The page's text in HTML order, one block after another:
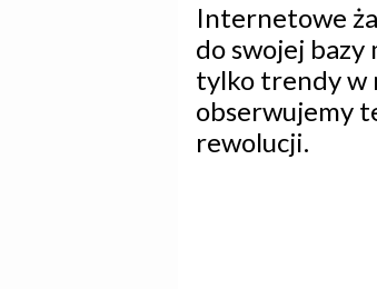
Internetowe
do swojej bazy
tylko trendy w
obserwujemy
rewolucji.